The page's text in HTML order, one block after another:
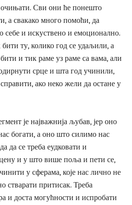
Сви они ће понешто
а свакако много помоћи, да
себе и искуствено и емоционално.
ту, колико год се удаљили, а
и тик раме уз раме са вама, али
срце и шта год учинили,
ако неко жели да остане у
је најважнија љубав, јер оно
богати, а оно што силимо нас
да се треба еудковати и
и у што више поља и пети се,
у сферама, које нас лично не
стварати притисак. Треба
и доста могућности и испробати